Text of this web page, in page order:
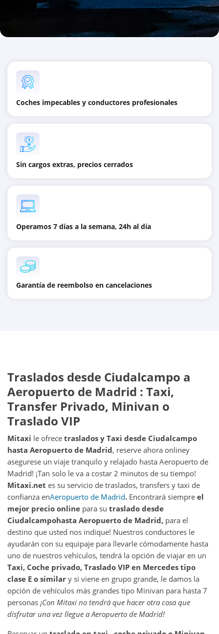
Coches impecables y conductores profesionales
Sin cargos extras, precios cerrados
Operamos 7 días a la semana, 24h al día
Garantía de reembolso en cancelaciones
Traslados desde Ciudalcampo a
Aeropuerto de Madrid : Taxi,
Transfer Privado, Minivan o
Traslado VIP
Mitaxi le ofrece traslados y Taxi desde Ciudalcampo
hasta Aeropuerto de Madrid, reserve ahora onliney
asegurese un viaje tranquilo y relajado hasta Aeropuerto de
Madrid! ¡Tan solo le va a costar 2 minutos de su tiempo!
Mitaxi.net es su servicio de traslados, transfers y taxi de
confianza enAeropuerto de Madrid. Encontrará siempre el
mejor precio online para su traslado desde
Ciudalcampohasta Aeropuerto de Madrid, para el
destino que usted nos indique! Nuestros conductores le
ayudarán con su equipaje para llevarle cómodamente hasta
uno de nuestros vehículos, tendrá la opción de viajar en un
Taxi, Coche privado, Traslado VIP en Mercedes tipo
clase E o similar y si viene en grupo grande, le damos la
opción de vehículos más grandes tipo Minivan para hasta 7
personas ¡Con Mitaxi no tendrá que hacer otra cosa que
disfrutar una vez llegue a Aeropuerto de Madrid!